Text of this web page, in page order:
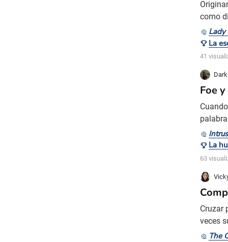
como
Lady
41
Foe
mí. La
63
Cruzar
veces
The